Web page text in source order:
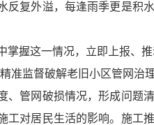
反复外溢，每逢雨季更是积
掌握这一情况，立即上报、
准监督破解老旧小区管网
、管网破损情况，形成问题
工对居民生活的影响。施工